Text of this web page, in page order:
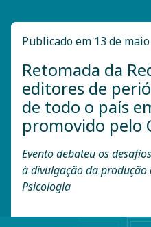
Publicado em 13 de
Retomada da
editores de
de todo o país
promovido pelo
Evento debateu os
à divulgação da
Psicologia